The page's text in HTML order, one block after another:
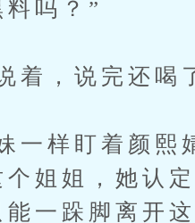
吗？”
，说完还喝
样盯着颜熙
姐姐，她认
一跺脚离开这